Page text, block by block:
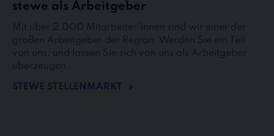
stewe als Arbeitgeber
Mit über 2.000 Mitarbeiter*innen sind wir einer der
großen Arbeitgeber der Region. Werden Sie ein Teil
von uns, und lassen Sie sich von uns als Arbeitgeber
überzeugen.
STEWE STELLENMARKT